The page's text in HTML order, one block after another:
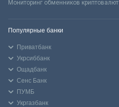
Мониторинг обменников криптовалют
Популярные банки
Приватбанк
Укрсиббанк
Ощадбанк
Сенс Банк
ПУМБ
Укргазбанк